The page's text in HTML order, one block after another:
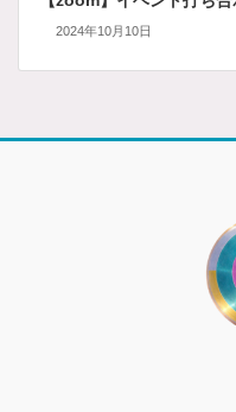
2024年10月10日